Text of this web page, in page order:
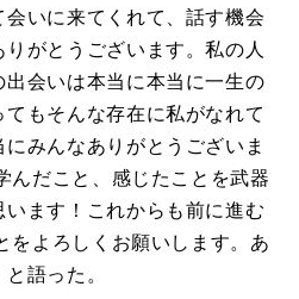
いに来てくれて、話す機会
がとうございます。私の人
会いは本当に本当に一生の
もそんな存在に私がなれて
みんなありがとうございま
んだこと、感じたことを武器
ます！これからも前に進む
をよろしくお願いします。あ
語った。